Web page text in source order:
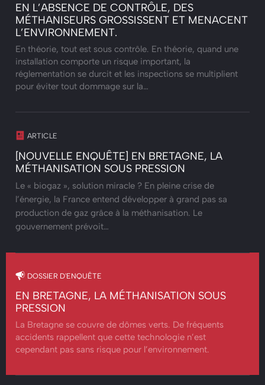
EN L’ABSENCE DE CONTRÔLE, DES
MÉTHANISEURS GROSSISSENT ET MENACENT
L’ENVIRONNEMENT.
En théorie, tout est sous contrôle. En théorie, quand une
installation comporte un risque important, la
réglementation se durcit et les inspections se multiplient
pour éviter tout dommage sur la…
ARTICLE
[NOUVELLE ENQUÊTE] EN BRETAGNE, LA
MÉTHANISATION SOUS PRESSION
Le « biogaz », solution miracle ? En pleine crise de
l’énergie, la France entend développer à grand pas sa
production de gaz grâce à la méthanisation. Le
gouvernement prévoit…
DOSSIER D'ENQUÊTE
EN BRETAGNE, LA MÉTHANISATION SOUS
PRESSION
La Bretagne se couvre de dômes verts. De fréquents
accidents rappellent que cette technologie n’est
cependant pas sans risque pour l’environnement.